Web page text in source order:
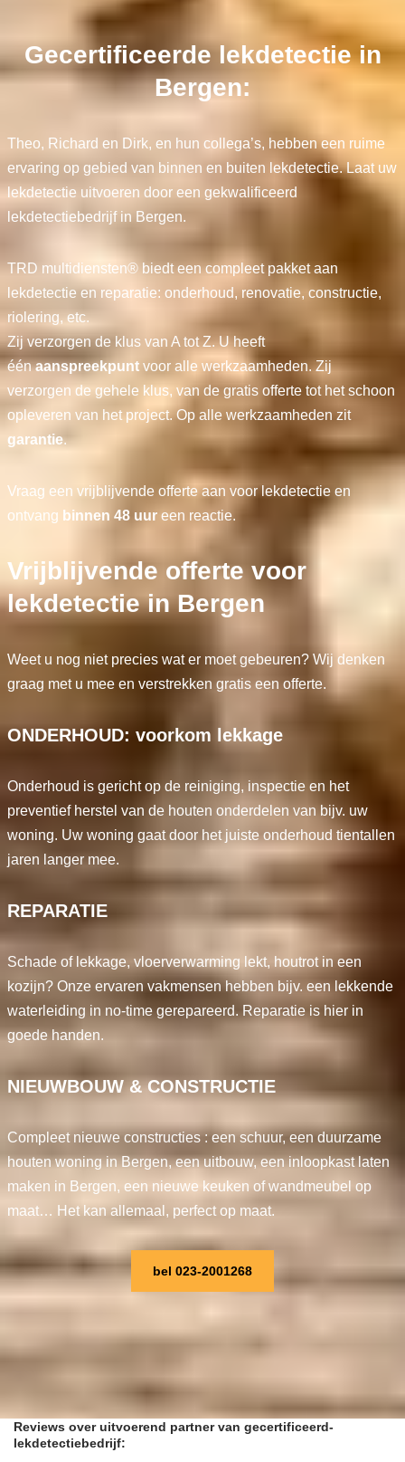
Gecertificeerde lekdetectie in
Bergen:
Theo, Richard en Dirk, en hun collega’s, hebben een ruime
ervaring op gebied van binnen en buiten lekdetectie. Laat uw
lekdetectie uitvoeren door een gekwalificeerd
lekdetectiebedrijf in Bergen.
TRD multidiensten® biedt een compleet pakket aan
lekdetectie en reparatie: onderhoud, renovatie, constructie,
riolering, etc.
Zij verzorgen de klus van A tot Z. U heeft
éénaanspreekpuntvoor alle werkzaamheden. Zij
verzorgen de gehele klus, van de gratis offerte tot het schoon
opleveren van het project. Op alle werkzaamheden zit
garantie.
Vraag een vrijblijvende offerte aan voor lekdetectie en
ontvang binnen 48 uureen reactie.
Vrijblijvende offerte voor
lekdetectie in Bergen
Weet u nog niet precies wat er moet gebeuren? Wij denken
graag met u mee en verstrekken gratis een offerte.
ONDERHOUD: voorkom lekkage
Onderhoud is gericht op de reiniging, inspectie en het
preventief herstel van de houten onderdelen van bijv. uw
woning. Uw woning gaat door het juiste onderhoud tientallen
jaren langer mee.
REPARATIE
Schade of lekkage, vloerverwarming lekt, houtrot in een
kozijn? Onze ervaren vakmensen hebben bijv. een lekkende
waterleiding in no-time gerepareerd. Reparatie is hier in
goede handen.
NIEUWBOUW & CONSTRUCTIE
Compleet nieuwe constructies : een schuur, een duurzame
houten woning in Bergen, een uitbouw, een inloopkast laten
maken in Bergen, een nieuwe keuken of wandmeubel op
maat… Het kan allemaal, perfect op maat.
bel 023-2001268
Reviews over uitvoerend partner van gecertificeerd-
lekdetectiebedrijf: